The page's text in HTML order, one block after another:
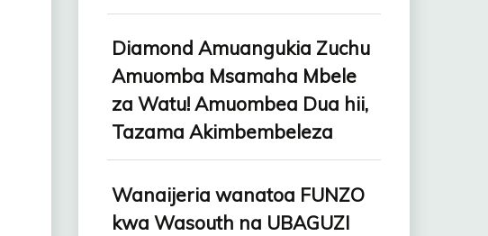
Diamond Amuangukia Zuchu
Amuomba Msamaha Mbele
za Watu! Amuombea Dua hii,
Tazama Akimbembeleza
Wanaijeria wanatoa FUNZO
kwa Wasouth na UBAGUZI